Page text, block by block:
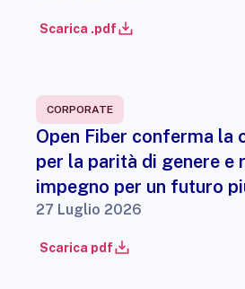
Scarica .pdf
CORPORATE
Open Fiber conferma la
per la parità di genere e
impegno per un futuro
27 Luglio 2026
Scarica pdf